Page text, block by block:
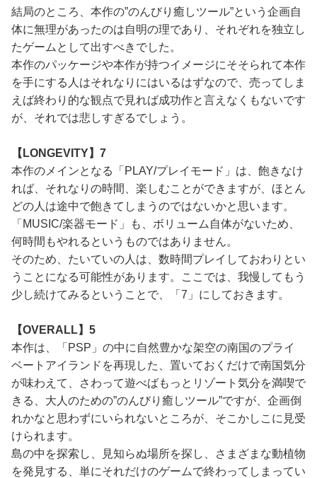
結局のところ、本作の”のんびり癒しツール”という企画自
体に無理があったのは自明の理であり、それぞれを独立し
たゲームとして出すべきでした。
本作のパッケージや本作が持つイメージにそそられて本作
を手にする人はそれなりにはいるはずなので、売ってしま
えば終わり的な観点で見れば成功作と言えなくもないです
が、それでは悲しすぎるでしょう。
【LONGEVITY】7
本作のメインとなる「PLAY/プレイモード」は、飽きなけ
れば、それなりの時間、楽しむことができますが、ほとん
どの人は途中で飽きてしまうのではないかと思います。
「MUSIC/楽器モード」も、ボリューム自体がないため、
何時間もやれるというものではありません。
そのため、たいていの人は、数時間プレイしておわりとい
うことになる可能性があります。ここでは、我慢してもう
少し続けてみるということで、「7」にしておきます。
【OVERALL】5
本作は、「PSP」の中に自然豊かな架空の南国のプライ
ベートアイランドを再現した、置いておくだけで南国気分
が味わえて、さわって遊べばもっとリゾート気分を満喫で
きる、大人のための”のんびり癒しツール”ですが、企画倒
れかなと思わずにいられないところが、そこかしこに見受
けられます。
島の中を探索し、見知らぬ場所を探し、さまざまな動植物
を発見する、単にそれだけのゲームで終わってしまってい